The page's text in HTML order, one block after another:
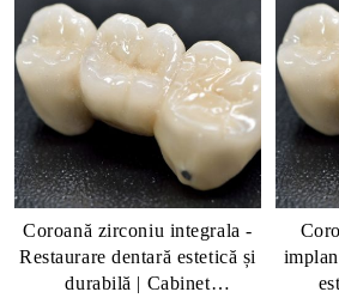
despre
Coroană zirconiu integrala -
Restaurare dentară estetică și
durabilă | Cabinet